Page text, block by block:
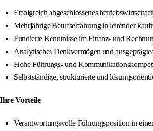
Erfolgreich abgeschlossenes
Mehrjährige Berufserfahrung in leitender
Fundierte Kenntnisse im Finanz- und
Analytisches Denkvermögen und
Hohe Führungs- und
Selbstständige, strukturierte und
Ihre Vorteile
Verantwortungsvolle Führungsposition in